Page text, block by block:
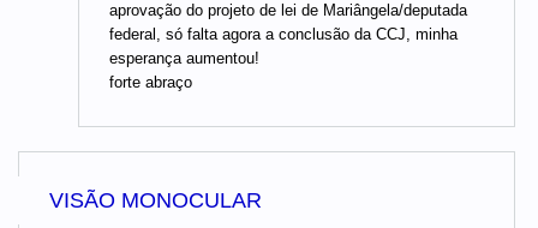
aprovação do projeto de lei de Mariângela/deputada
federal, só falta agora a conclusão da CCJ, minha
esperança aumentou!
forte abraço
VISÃO MONOCULAR